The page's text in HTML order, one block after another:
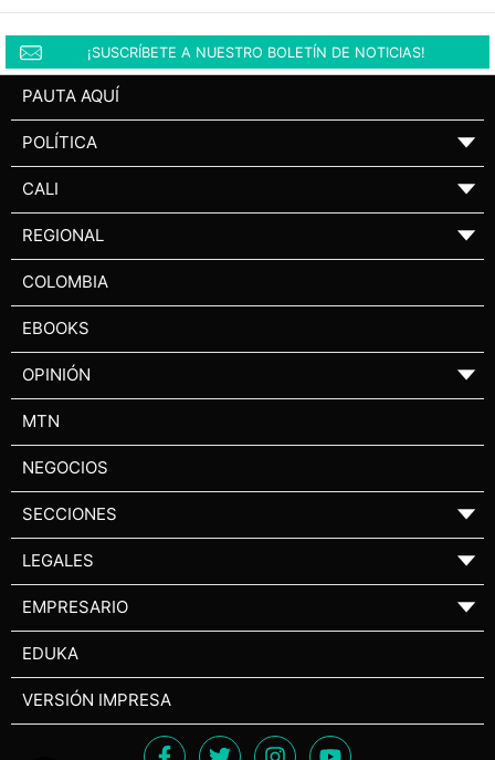
¡SUSCRÍBETE A NUESTRO BOLETÍN DE NOTICIAS!
PAUTA AQUÍ
POLÍTICA ▼
CALI ▼
REGIONAL ▼
COLOMBIA
EBOOKS
OPINIÓN ▼
MTN
NEGOCIOS
SECCIONES ▼
LEGALES ▼
EMPRESARIO ▼
EDUKA
VERSIÓN IMPRESA